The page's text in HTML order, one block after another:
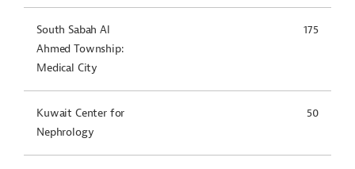
South Sabah Al
Ahmed Township:
Medical City
175
Kuwait Center for
Nephrology
50